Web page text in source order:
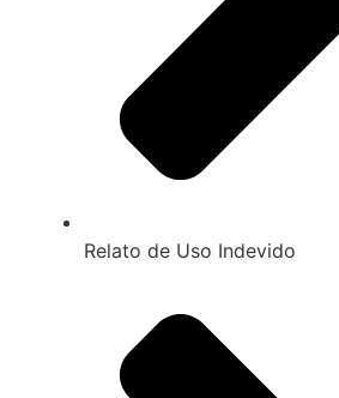
Relato de Uso Indevido